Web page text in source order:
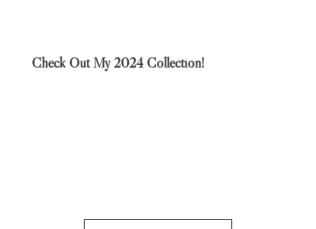
Check Out My 2024 Collection!